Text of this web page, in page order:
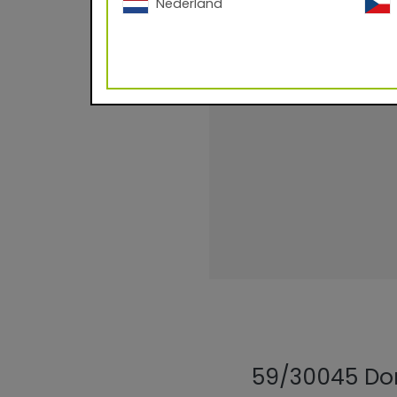
Metallic Kategorie:
59/30045
Nederland